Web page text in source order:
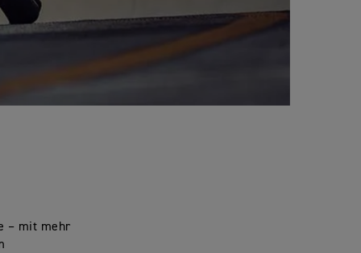
– mit mehr